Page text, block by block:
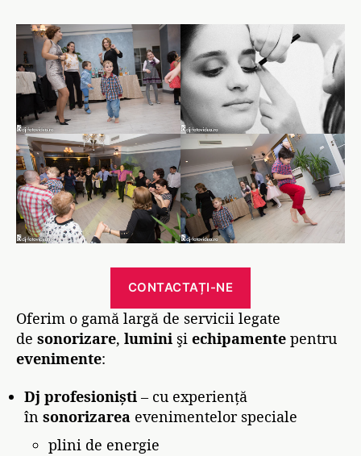
CONTACTAȚI-NE
Oferim o gamă largă de servicii legate
de sonorizare, lumini şi echipamente pentru
evenimente:
Dj profesioniști – cu experiență
în sonorizarea evenimentelor speciale
plini de energie